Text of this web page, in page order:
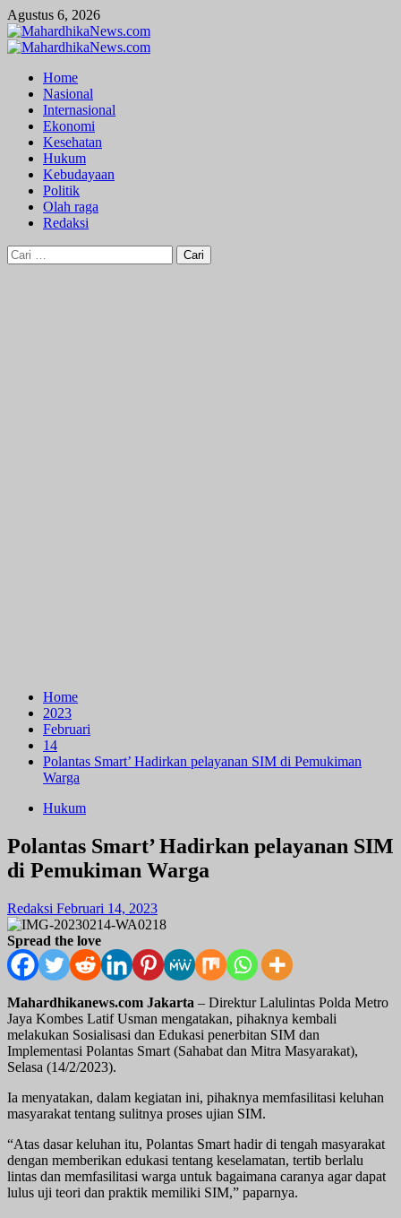
Skip
to
content
Agustus 6, 2026
Primary
Home
Nasional
Internasional
Ekonomi
Kesehatan
Hukum
Kebudayaan
Politik
Olah raga
Redaksi
Cari
untuk:
Home
2023
Februari
14
Polantas Smart’ Hadirkan pelayanan SIM di Pemukiman
Warga
Hukum
Polantas Smart’ Hadirkan pelayanan SIM
di Pemukiman Warga
Redaksi Februari 14, 2023
Spread the love
Mahardhikanews.com Jakarta – Direktur Lalulintas Polda Metro
Jaya Kombes Latif Usman mengatakan, pihaknya kembali
melakukan Sosialisasi dan Edukasi penerbitan SIM dan
Implementasi Polantas Smart (Sahabat dan Mitra Masyarakat),
Selasa (14/2/2023).
Ia menyatakan, dalam kegiatan ini, pihaknya memfasilitasi keluhan
masyarakat tentang sulitnya proses ujian SIM.
“Atas dasar keluhan itu, Polantas Smart hadir di tengah masyarakat
dengan memberikan edukasi tentang keselamatan, tertib berlalu
lintas dan memfasilitasi warga untuk bagaimana caranya agar dapat
lulus uji teori dan praktik memiliki SIM,” paparnya.